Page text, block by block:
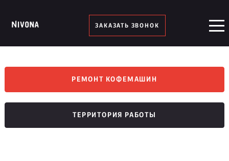
ЗАКАЗАТЬ ЗВОНОК
РЕМОНТ КОФЕМАШИН
ТЕРРИТОРИЯ РАБОТЫ